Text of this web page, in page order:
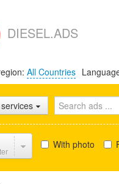
DIESEL.ADS
All Countries
With photo